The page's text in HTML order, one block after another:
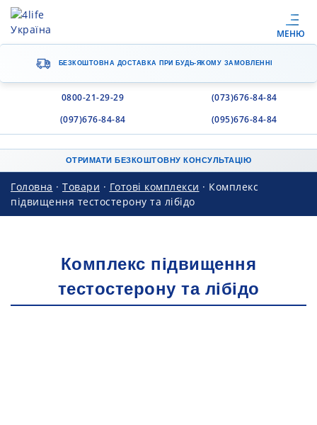
МЕНЮ
БЕЗКОШТОВНА ДОСТАВКА ПРИ БУДЬ-ЯКОМУ ЗАМОВЛЕННІ
0800-21-29-29
(073)676-84-84
(097)676-84-84
(095)676-84-84
ОТРИМАТИ БЕЗКОШТОВНУ КОНСУЛЬТАЦІЮ
Головна · Товари · Готові комплекси · Комплекс
підвищення тестостерону та лібідо
Комплекс підвищення
тестостерону та лібідо